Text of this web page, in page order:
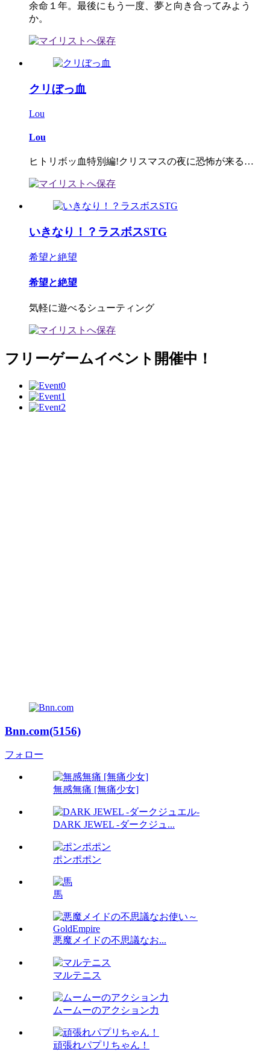
余命１年。最後にもう一度、夢と向き合ってみよう
か。
クリぼっ血
Lou
Lou
ヒトリボッ血特別編!クリスマスの夜に恐怖が来る…
いきなり！？ラスボスSTG
希望と絶望
希望と絶望
気軽に遊べるシューティング
フリーゲームイベント開催中！
Bnn.com(5156)
フォロー
無感無痛 [無痛少女]
DARK JEWEL -ダークジュ...
ポンポポン
馬
悪魔メイドの不思議なお...
マルテニス
ムームーのアクション力
頑張れパプリちゃん！